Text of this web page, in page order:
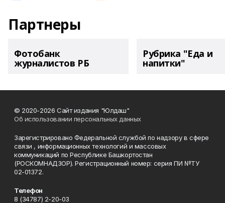
Партнеры
Фотобанк
журналистов РБ
Рубрика "Еда и
напитки"
© 2020-2026 Сайт издания "Юлдаш"
Об использовании персональных данных
Зарегистрировано Федеральной службой по надзору в сфере
связи , информационных технологий и массовых
коммуникаций по Республике Башкортостан
(РОСКОМНАДЗОР). Регистрационный номер: серия ПИ №ТУ
02-01372.
Телефон
8 (34787) 2-20-03